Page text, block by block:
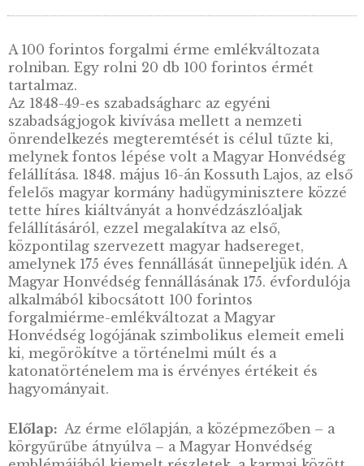
LEÍRÁS
A 100 forintos forgalmi érme emlékváltozata
rolniban. Egy rolni 20 db 100 forintos érmét
tartalmaz.
Az 1848-49-es szabadságharc az egyéni
szabadságjogok kivívása mellett a nemzeti
önrendelkezés megteremtését is célul tűzte
melynek fontos lépése volt a Magyar
felállítása. 1848. május 16-án Kossuth Lajos,
felelős magyar kormány hadügyminisztere
tette híres kiáltványát a honvédzászlóaljak
felállításáról, ezzel megalakítva az első,
központilag szervezett magyar hadsereget,
amelynek 175 éves fennállását ünnepeljük
Magyar Honvédség fennállásának 175.
forgalmiérme-emlékváltozat a Magyar
Honvédség logójának szimbolikus elemeit